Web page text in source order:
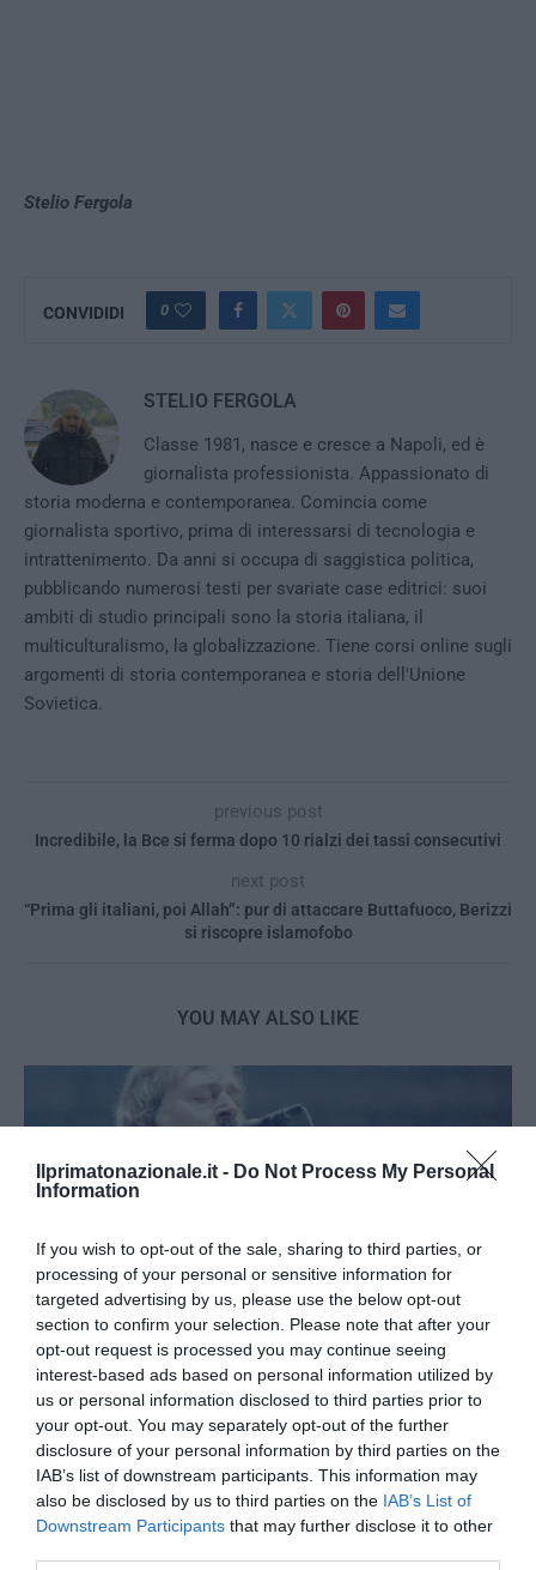
Ilprimatonazionale.it - Do Not Process My Personal
Information
If you wish to opt-out of the sale, sharing to third parties, or
processing of your personal or sensitive information for
targeted advertising by us, please use the below opt-out
section to confirm your selection. Please note that after your
opt-out request is processed you may continue seeing
interest-based ads based on personal information utilized by
us or personal information disclosed to third parties prior to
your opt-out. You may separately opt-out of the further
disclosure of your personal information by third parties on the
IAB’s list of downstream participants. This information may
also be disclosed by us to third parties on the IAB’s List of
Downstream Participants that may further disclose it to other
Stelio Fergola
CONVIDIDI 0
STELIO FERGOLA
Classe 1981, nasce e cresce a Napoli, ed è
giornalista professionista. Appassionato di
storia moderna e contemporanea. Comincia come
giornalista sportivo, prima di interessarsi di tecnologia e
intrattenimento. Da anni si occupa di saggistica politica,
pubblicando numerosi testi per svariate case editrici: suoi
ambiti di studio principali sono la storia italiana, il
multiculturalismo, la globalizzazione. Tiene corsi online sugli
argomenti di storia contemporanea e storia dell'Unione
Sovietica.
previous post
Incredibile, la Bce si ferma dopo 10 rialzi dei tassi consecutivi
next post
“Prima gli italiani, poi Allah”: pur di attaccare Buttafuoco, Berizzi
si riscopre islamofobo
YOU MAY ALSO LIKE
Addio a Francesco Guccini: stronzo, poeta e buffone di
corte
7 Agosto 2026